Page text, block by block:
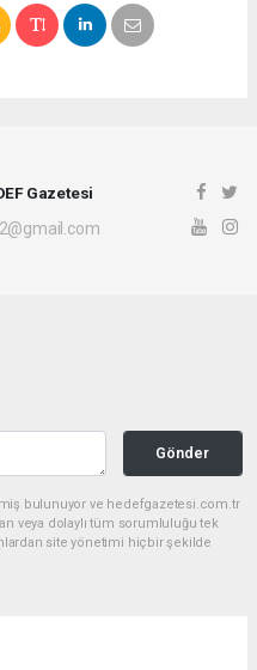
Gazetesi
Gönder
bulunuyor ve hedefgazetesi.com.tr
veya dolaylı tüm sorumluluğu tek
site yönetimi hiçbir şekilde